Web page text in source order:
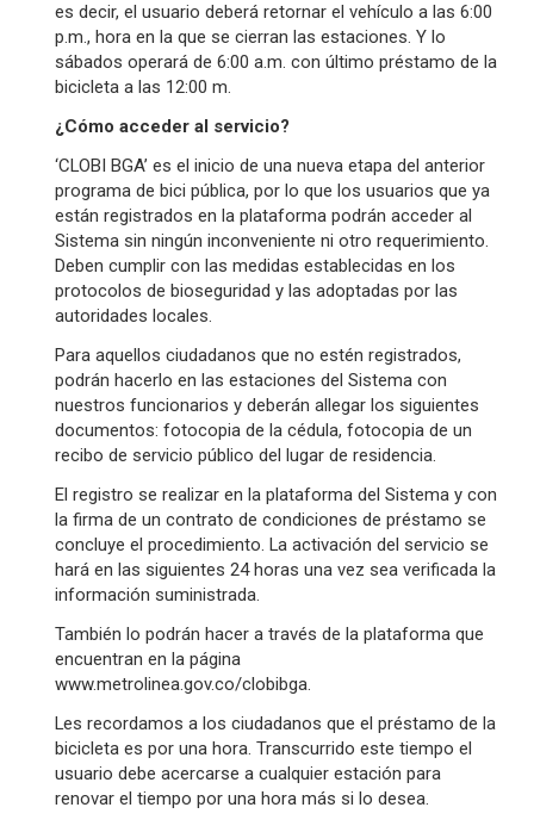
es decir, el usuario deberá retornar el vehículo a las 6:00
p.m., hora en la que se cierran las estaciones. Y lo
sábados operará de 6:00 a.m. con último préstamo de la
bicicleta a las 12:00 m.
¿Cómo acceder al servicio?
‘CLOBI BGA’ es el inicio de una nueva etapa del anterior
programa de bici pública, por lo que los usuarios que ya
están registrados en la plataforma podrán acceder al
Sistema sin ningún inconveniente ni otro requerimiento.
Deben cumplir con las medidas establecidas en los
protocolos de bioseguridad y las adoptadas por las
autoridades locales.
Para aquellos ciudadanos que no estén registrados,
podrán hacerlo en las estaciones del Sistema con
nuestros funcionarios y deberán allegar los siguientes
documentos: fotocopia de la cédula, fotocopia de un
recibo de servicio público del lugar de residencia.
El registro se realizar en la plataforma del Sistema y con
la firma de un contrato de condiciones de préstamo se
concluye el procedimiento. La activación del servicio se
hará en las siguientes 24 horas una vez sea verificada la
información suministrada.
También lo podrán hacer a través de la plataforma que
encuentran en la página
www.metrolinea.gov.co/clobibga.
Les recordamos a los ciudadanos que el préstamo de la
bicicleta es por una hora. Transcurrido este tiempo el
usuario debe acercarse a cualquier estación para
renovar el tiempo por una hora más si lo desea.